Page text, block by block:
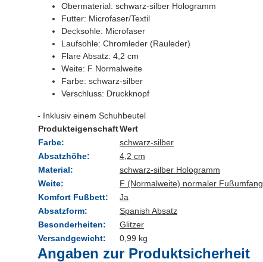
Obermaterial: schwarz-silber Hologramm
Futter: Microfaser/Textil
Decksohle: Microfaser
Laufsohle: Chromleder (Rauleder)
Flare Absatz: 4,2 cm
Weite: F Normalweite
Farbe: schwarz-silber
Verschluss: Druckknopf
- Inklusiv einem Schuhbeutel
ProdukteigenschaftWert
Farbe:
schwarz-silber
Absatzhöhe:
4,2 cm
Material:
schwarz-silber Hologramm
Weite:
F (Normalweite) normaler Fußumfang
Komfort Fußbett:
Ja
Absatzform:
Spanish Absatz
Besonderheiten:
Glitzer
Versandgewicht:
0,99 kg
Angaben zur Produktsicherheit